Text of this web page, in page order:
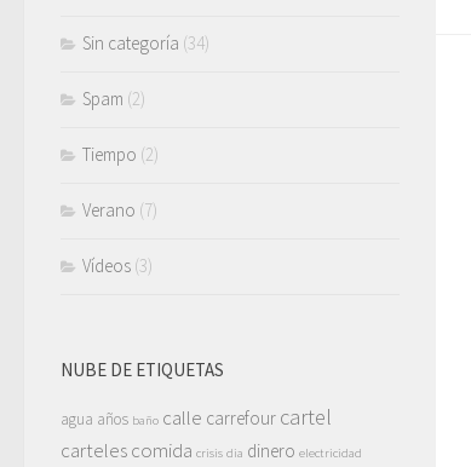
Sin categoría (34)
Spam (2)
Tiempo (2)
Verano (7)
Vídeos (3)
NUBE DE ETIQUETAS
agua años baño calle carrefour cartel
cartelescomida crisis dia dinero electricidad